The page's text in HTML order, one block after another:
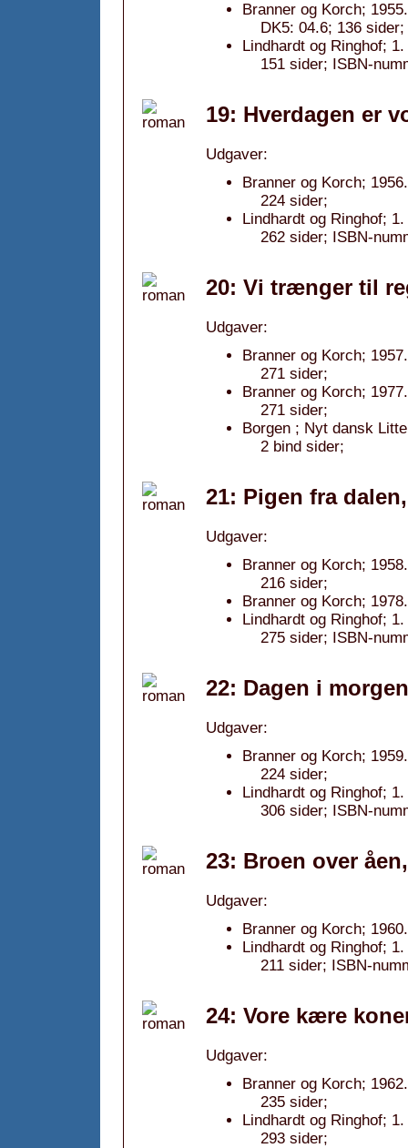
Branner og Korch; 1955.
DK5: 04.6; 136 sider;
Lindhardt og Ringhof;
151 sider; ISBN-
19: Hverdagen er
Udgaver:
Branner og Korch; 1956.
224 sider;
Lindhardt og Ringhof;
262 sider; ISBN-
20: Vi trænger til
Udgaver:
Branner og Korch; 1957.
271 sider;
Branner og Korch; 1977.
271 sider;
Borgen ; Nyt dansk
2 bind sider;
21: Pigen fra
Udgaver:
Branner og Korch; 1958.
216 sider;
Branner og Korch; 1978.
Lindhardt og Ringhof;
275 sider; ISBN-
22: Dagen i
Udgaver:
Branner og Korch; 1959.
224 sider;
Lindhardt og Ringhof;
306 sider; ISBN-
23: Broen over
Udgaver:
Branner og Korch; 1960.
Lindhardt og Ringhof;
211 sider; ISBN-
24: Vore kære
Udgaver:
Branner og Korch; 1962.
235 sider;
Lindhardt og Ringhof;
293 sider;